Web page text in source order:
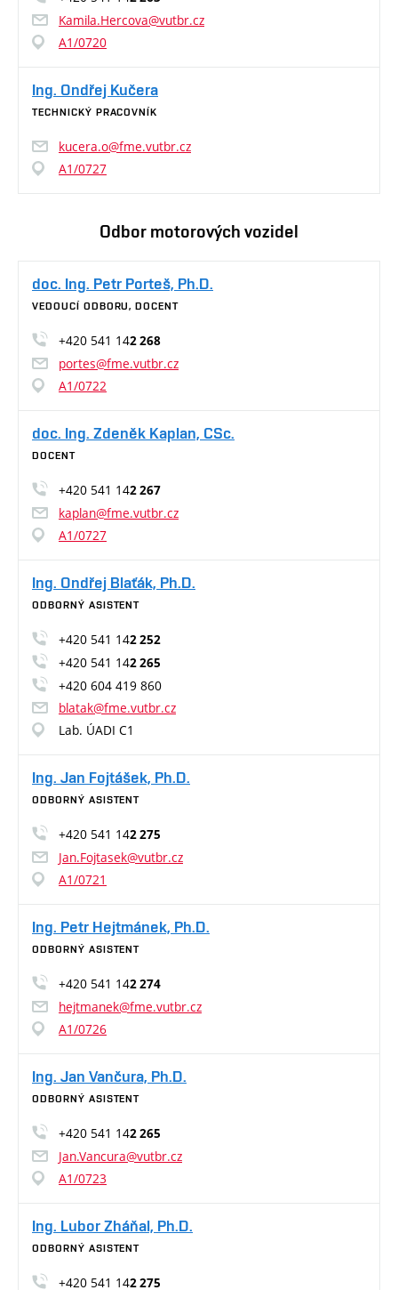
Kamila.Hercova@vutbr.cz
A1/0720
Ing. Ondřej Kučera
TECHNICKÝ PRACOVNÍK
kucera.o@fme.vutbr.cz
A1/0727
Odbor motorových vozidel
doc. Ing. Petr Porteš, Ph.D.
VEDOUCÍ ODBORU, DOCENT
+420 541 142 268
portes@fme.vutbr.cz
A1/0722
doc. Ing. Zdeněk Kaplan, CSc.
DOCENT
+420 541 142 267
kaplan@fme.vutbr.cz
A1/0727
Ing. Ondřej Blaťák, Ph.D.
ODBORNÝ ASISTENT
+420 541 142 252
+420 541 142 265
+420 604 419 860
blatak@fme.vutbr.cz
Lab. ÚADI C1
Ing. Jan Fojtášek, Ph.D.
ODBORNÝ ASISTENT
+420 541 142 275
Jan.Fojtasek@vutbr.cz
A1/0721
Ing. Petr Hejtmánek, Ph.D.
ODBORNÝ ASISTENT
+420 541 142 274
hejtmanek@fme.vutbr.cz
A1/0726
Ing. Jan Vančura, Ph.D.
ODBORNÝ ASISTENT
+420 541 142 265
Jan.Vancura@vutbr.cz
A1/0723
Ing. Lubor Zháňal, Ph.D.
ODBORNÝ ASISTENT
+420 541 142 275